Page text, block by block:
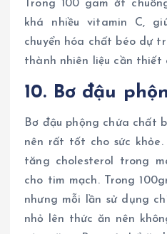
Trong 100 gam ớt
khá nhiều vitamin C,
chuyển hóa chất béo dự
thành nhiên liệu cần thiết
10. Bơ đậu
Bơ đậu phộng chứa chất
nên rất tốt cho sức
tăng cholesterol trong
cho tim mạch. Trong
nhưng mỗi lần sử dụng
nhỏ lên thức ăn nên